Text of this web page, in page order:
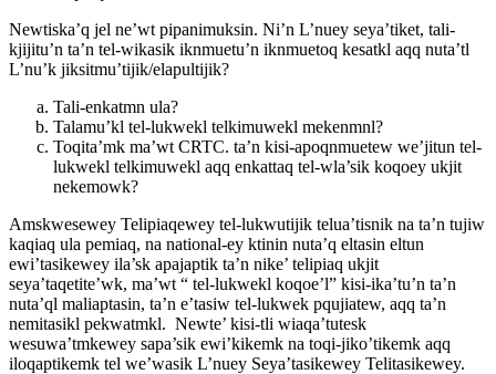
Newtiska’q jel ne’wt pipanimuksin. Ni’n L’nuey seya’tiket, tali-
kjijitu’n ta’n tel-wikasik iknmuetu’n iknmuetoq kesatkl aqq nuta’tl
L’nu’k jiksitmu’tijik/elapultijik?
Tali-enkatmn ula?
Talamu’kl tel-lukwekl telkimuwekl mekenmnl?
Toqita’mk ma’wt CRTC. ta’n kisi-apoqnmuetew we’jitun tel-
lukwekl telkimuwekl aqq enkattaq tel-wla’sik koqoey ukjit
nekemowk?
Amskwesewey Telipiaqewey tel-lukwutijik telua’tisnik na ta’n tujiw
kaqiaq ula pemiaq, na national-ey ktinin nuta’q eltasin eltun
ewi’tasikewey ila’sk apajaptik ta’n nike’ telipiaq ukjit
seya’taqetite’wk, ma’wt “ tel-lukwekl koqoe’l” kisi-ika’tu’n ta’n
nuta’ql maliaptasin, ta’n e’tasiw tel-lukwek pqujiatew, aqq ta’n
nemitasikl pekwatmkl. Newte’ kisi-tli wiaqa’tutesk
wesuwa’tmkewey sapa’sik ewi’kikemk na toqi-jiko’tikemk aqq
iloqaptikemk tel we’wasik L’nuey Seya’tasikewey Telitasikewey.